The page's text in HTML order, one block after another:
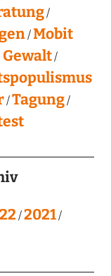
Mobit
Tagung
2021